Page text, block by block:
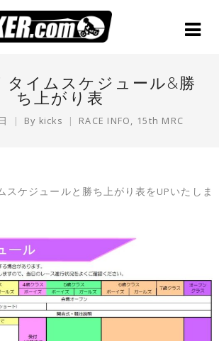
タイムスケジュール&勝
ち上がり表
By kicks RACE INFO, 15th MRC
スケジュールと勝ち上がり表をUPいたしま